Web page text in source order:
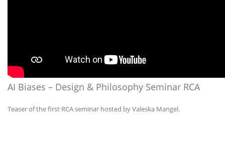
AI Biases – Design & Philosophy Seminar RCA
Teaser of the first RCAseminar hosted by Valeska Mangel.